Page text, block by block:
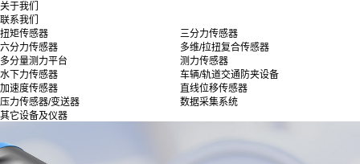
关于我们
联系我们
扭矩传感器
三分力传感器
六分力传感器
多维/拉扭复合传感器
多分量测力平台
测力传感器
水下力传感器
车辆/轨道交通防夹设备
加速度传感器
直线位移传感器
压力传感器/变送器
数据采集系统
其它设备及仪器